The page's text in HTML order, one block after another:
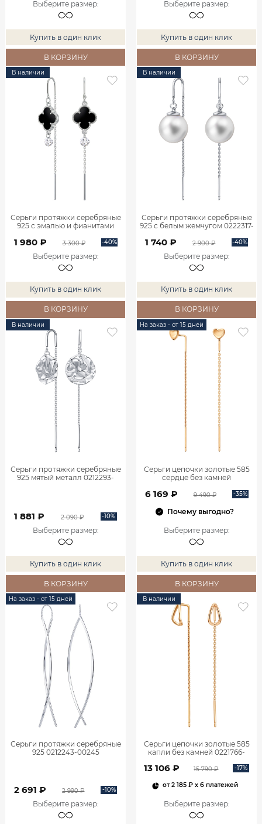
Выберите размер:
Купить в один клик
В КОРЗИНУ
Выберите размер:
Купить в один клик
В КОРЗИНУ
В наличии
Серьги протяжки серебряные
925 с эмалью и фианитами
1 980 ₽ 3 300 ₽ -40%
Выберите размер:
Купить в один клик
В КОРЗИНУ
В наличии
Серьги протяжки серебряные
925 с белым жемчугом 0222317-
1 740 ₽ 2 900 ₽ -40%
Выберите размер:
Купить в один клик
В КОРЗИНУ
В наличии
Серьги протяжки серебряные
925 мятый металл 0212293-
1 881 ₽ 2 090 ₽ -10%
Выберите размер:
Купить в один клик
В КОРЗИНУ
На заказ - от 15 дней
Серьги цепочки золотые 585
сердце без камней
6 169 ₽ 9 490 ₽ -35%
Почему выгодно?
Выберите размер:
Купить в один клик
В КОРЗИНУ
На заказ - от 15 дней
Серьги протяжки серебряные
925 0212243-00245
2 691 ₽ 2 990 ₽ -10%
Выберите размер:
В наличии
Серьги цепочки золотые 585
капли без камней 0221766-
13 106 ₽ 15 790 ₽ -17%
от2 185 ₽x 6 платежей
Выберите размер: